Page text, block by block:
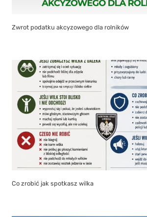
Zwrot podatku akcyzowego dla rolników
Co zrobić jak spotkasz wilka